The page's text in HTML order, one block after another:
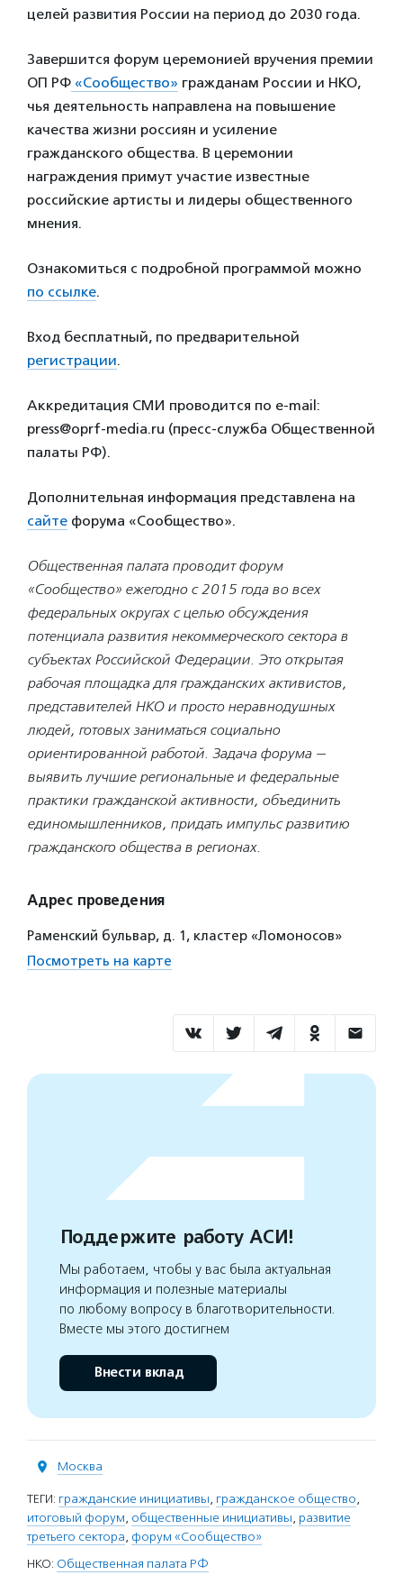
целей развития России на период до 2030 года.
Завершится форум церемонией вручения премии
ОП РФ «Сообщество» гражданам России и НКО,
чья деятельность направлена на повышение
качества жизни россиян и усиление
гражданского общества. В церемонии
награждения примут участие известные
российские артисты и лидеры общественного
мнения.
Ознакомиться с подробной программой можно
по ссылке.
Вход бесплатный, по предварительной
регистрации.
Аккредитация СМИ проводится по e-mail:
press@oprf-media.ru (пресс-служба Общественной
палаты РФ).
Дополнительная информация представлена на
сайте форума «Сообщество».
Общественная палата проводит форум
«Сообщество» ежегодно с 2015 года во всех
федеральных округах с целью обсуждения
потенциала развития некоммерческого сектора в
субъектах Российской Федерации. Это открытая
рабочая площадка для гражданских активистов,
представителей НКО и просто неравнодушных
людей, готовых заниматься социально
ориентированной работой. Задача форума —
выявить лучшие региональные и федеральные
практики гражданской активности, объединить
единомышленников, придать импульс развитию
гражданского общества в регионах.
Адрес проведения
Раменский бульвар, д. 1, кластер «Ломоносов»
Посмотреть на карте
Поддержите работу АСИ!
Мы работаем, чтобы у вас была актуальная
информация и полезные материалы
по любому вопросу в благотворительности.
Вместе мы этого достигнем
Внести вклад
Москва
ТЕГИ: гражданские инициативы, гражданское общество,
итоговый форум, общественные инициативы, развитие
третьего сектора, форум «Сообщество»
НКО: Общественная палата РФ